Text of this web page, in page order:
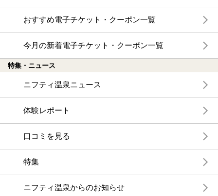
おすすめ電子チケット・クーポン一覧
今月の新着電子チケット・クーポン一覧
特集・ニュース
ニフティ温泉ニュース
体験レポート
口コミを見る
特集
ニフティ温泉からのお知らせ